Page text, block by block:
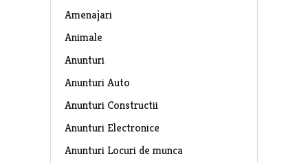
Amenajari
Animale
Anunturi
Anunturi Auto
Anunturi Constructii
Anunturi Electronice
Anunturi Locuri de munca